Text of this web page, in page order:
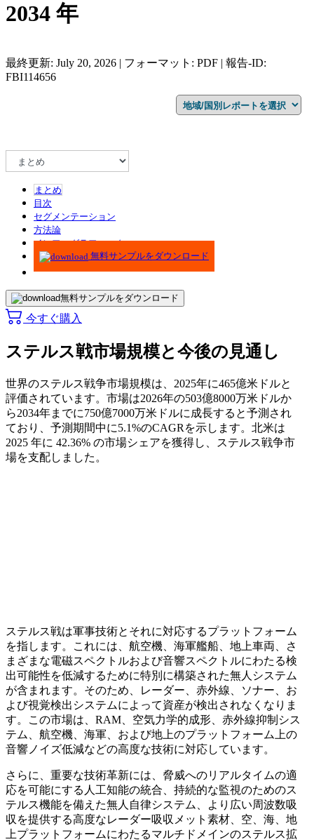
2034 年
最終更新: July 20, 2026 | フォーマット: PDF | 報告-ID:
FBI114656
まとめ
目次
セグメンテーション
方法論
インフォグラフィック
無料サンプルをダウンロード
無料サンプルをダウンロード
今すぐ購入
ステルス戦市場規模と今後の見通し
世界のステルス戦争市場規模は、2025年に465億米ドルと
評価されています。市場は2026年の503億8000万米ドルか
ら2034年までに750億7000万米ドルに成長すると予測され
ており、予測期間中に5.1%のCAGRを示します。北米は
2025 年に 42.36% の市場シェアを獲得し、ステルス戦争市
場を支配しました。
ステルス戦は軍事技術とそれに対応するプラットフォーム
を指します。これには、航空機、海軍艦船、地上車両、さ
まざまな電磁スペクトルおよび音響スペクトルにわたる検
出可能性を低減するために特別に構築された無人システム
が含まれます。そのため、レーダー、赤外線、ソナー、お
よび視覚検出システムによって資産が検出されなくなりま
す。この市場は、RAM、空気力学的成形、赤外線抑制シス
テム、航空機、海軍、および地上のプラットフォーム上の
音響ノイズ低減などの高度な技術に対応しています。
さらに、重要な技術革新には、脅威へのリアルタイムの適
応を可能にする人工知能の統合、持続的な監視のためのス
テルス機能を備えた無人自律システム、より広い周波数吸
収を提供する高度なレーダー吸収メット素材、空、海、地
上プラットフォームにわたるマルチドメインのステルス拡